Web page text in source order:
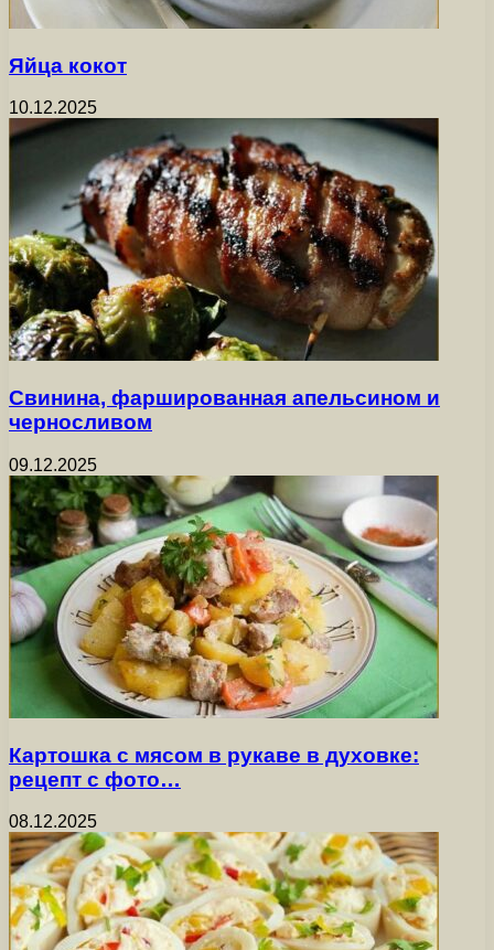
Яйца кокот
10.12.2025
Свинина, фаршированная апельсином и
черносливом
09.12.2025
Картошка с мясом в рукаве в духовке:
рецепт с фото…
08.12.2025